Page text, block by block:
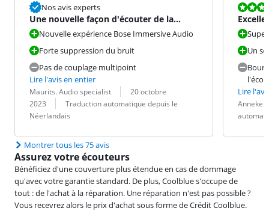
Nos avis experts
Une nouvelle façon d'écouter de la
musique
Nouvelle expérience Bose Immersive Audio
Forte suppression du bruit
Pas de couplage multipoint
Lire l'avis en entier
Évaluation par :
Maurits. Audio specialist
Date :
20 octobre
2023
Traduction :
Traduction automatique depuis le
Néerlandais
La note est
Un
Lire
Évaluation
Anneke
Date :
Traduction :
Montrer tous les 75 avis
Assurez votre écouteurs
Bénéficiez d'une couverture plus étendue en cas de dommage
qu'avec votre garantie standard. De plus, Coolblue s'occupe de
tout : de l'achat à la réparation. Une réparation n'est pas possible ?
Vous recevrez alors le prix d'achat sous forme de Crédit Coolblue.